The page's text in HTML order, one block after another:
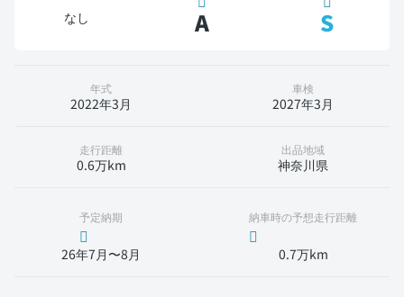
なし A S
年式
2022年3月
車検
2027年3月
走行距離
0.6万km
出品地域
神奈川県
予定納期
26年7月〜8月
納車時の予想走行距離
0.7万km